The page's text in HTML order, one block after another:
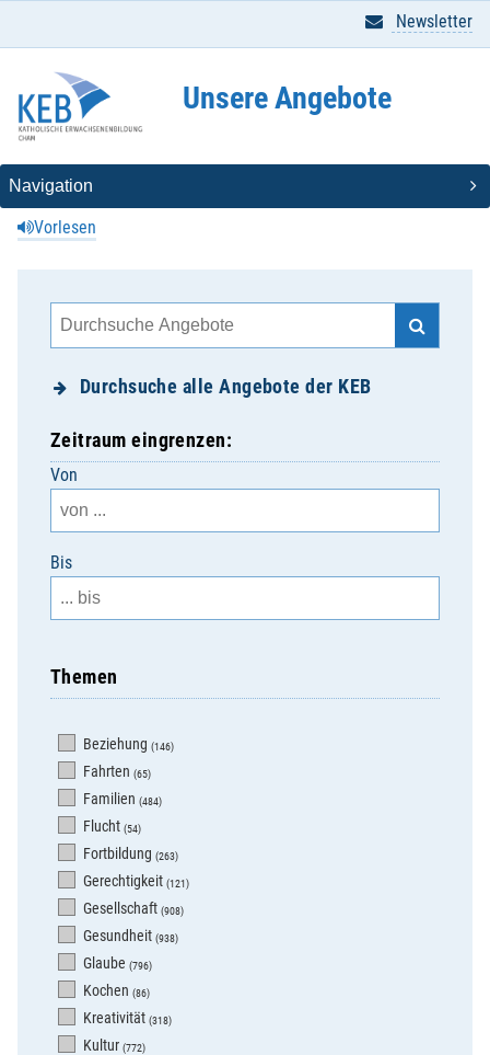
Vorlesen
Newsletter
Unsere Angebote
Durchsuche alle Angebote der KEB
Zeitraum eingrenzen:
Von
Bis
Themen
Beziehung (146)
Fahrten (65)
Familien (484)
Flucht (54)
Fortbildung (263)
Gerechtigkeit (121)
Gesellschaft (908)
Gesundheit (938)
Glaube (796)
Kochen (86)
Kreativität (318)
Kultur (772)